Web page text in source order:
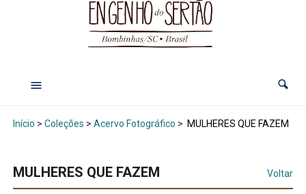
Início > Coleções > Acervo Fotográfico > MULHERES QUE FAZEM
MULHERES QUE FAZEM Voltar